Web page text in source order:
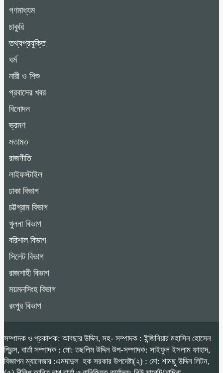
গণমাধ্যম
চাকুরি
তথ্যপ্রযুক্তি
ধর্ম
নারী ও শিশু
প্রবাসের খবর
বিনোদন
ভ্রমণ
মতামত
রাজনীতি
লাইফস্টাইল
ঢাকা বিভাগ
চট্টগ্রাম বিভাগ
খুলনা বিভাগ
বরিশাল বিভাগ
সিলেট বিভাগ
রাজশাহী বিভাগ
ময়মনসিংহ বিভাগ
রংপুর বিভাগ
সম্পাদক ও প্রকাশক: আবছার উদ্দিন, সহ- সম্পাদক : ইন্জিনিয়ার মহাসিন হোসেন
প্রিন্স, বার্তা সম্পাদক : মো: তছলিম উদ্দিন উপ-সম্পাদক: সাইফুল ইসলাম ফাহাদ,
বিজ্ঞাপন ম্যানেজার :এমদাদুল হক সরকার উপদেষ্টা(২) : মো: শামছু উদ্দিন লিটন,